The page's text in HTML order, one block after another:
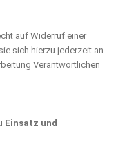
auf Widerruf einer
sich hierzu jederzeit an
Verantwortlichen
Einsatz und